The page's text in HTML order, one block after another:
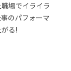
場でイライラ
のパフォーマ
る!